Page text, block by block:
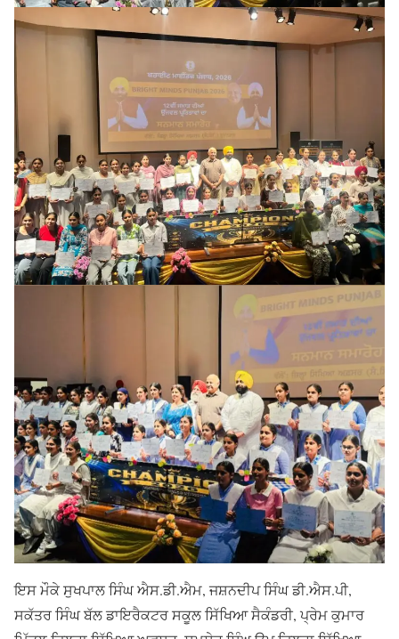
ਇਸ ਮੌਕੇ ਸੁਖਪਾਲ ਸਿੰਘ ਐਸ.ਡੀ.ਐਮ, ਜਸ਼ਨਦੀਪ ਸਿੰਘ ਡੀ.ਐਸ.ਪੀ,
ਸਕੱਤਰ ਸਿੰਘ ਬੱਲ ਡਾਇਰੈਕਟਰ ਸਕੂਲ ਸਿੱਖਿਆ ਸੈਕੰਡਰੀ, ਪ੍ਰੇਮ ਕੁਮਾਰ